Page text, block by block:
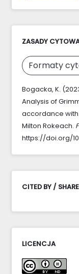
ZASADY
Formaty
Bogacka, K.
Analysis of
accordance with
Milton Rokeach.
https://doi.org/
CITED BY / SHARE
LICENCJA